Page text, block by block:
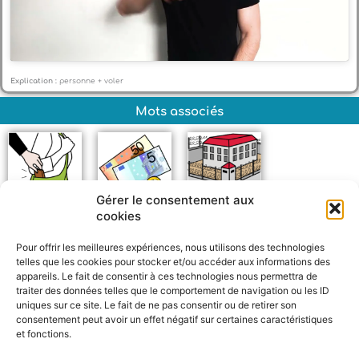
Gérer le consentement aux
cookies
Pour offrir les meilleures expériences, nous utilisons des technologies
telles que les cookies pour stocker et/ou accéder aux informations des
appareils. Le fait de consentir à ces technologies nous permettra de
traiter des données telles que le comportement de navigation ou les ID
uniques sur ce site. Le fait de ne pas consentir ou de retirer son
consentement peut avoir un effet négatif sur certaines caractéristiques
et fonctions.
Explication : personne + voler
Mots associés
Argent